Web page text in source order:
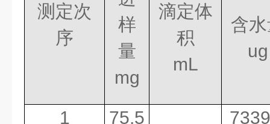
测定次
序
样
量
mg
滴定体
积
mL
含
ug
1 75.5